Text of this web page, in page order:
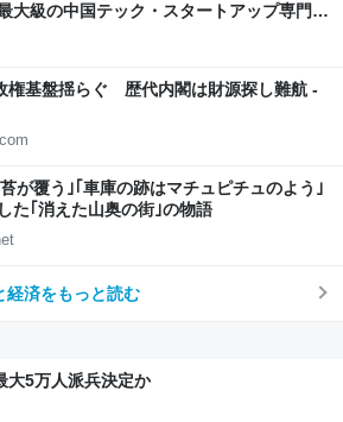
大級の中国テック・スタートアップ専門メ
権基盤揺らぐ 歴代内閣は財源探し難航 -
が覆う｣｢車庫の跡はマチュピチュのよう｣
た｢消えた山奥の街｣の物語
経済をもっと読む
大5万人派兵決定か